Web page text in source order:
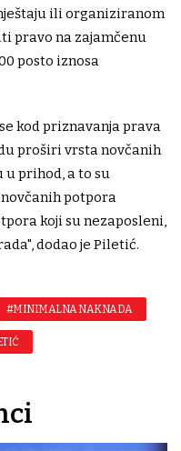
ili organiziranom
pravo na zajamčenu
posto iznosa
kod priznavanja prava
proširi vrsta novčanih
u prihod, a to su
potpora
koji su nezaposleni,
dodao je Piletić.
#MINIMALNA NAKNADA